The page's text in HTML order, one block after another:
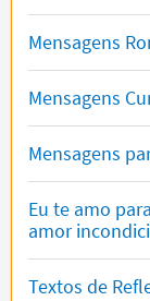
Mensagens
Mensagens
Mensagens
Eu te amo
amor
Textos de